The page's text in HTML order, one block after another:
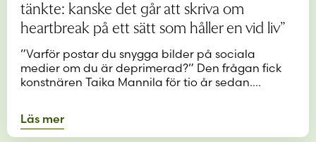
tänkte: kanske det går att skriva om
heartbreak på ett sätt som håller en vid liv”
”Varför postar du snygga bilder på sociala
medier om du är deprimerad?” Den frågan fick
konstnären Taika Mannila för tio år sedan.…
Läs mer